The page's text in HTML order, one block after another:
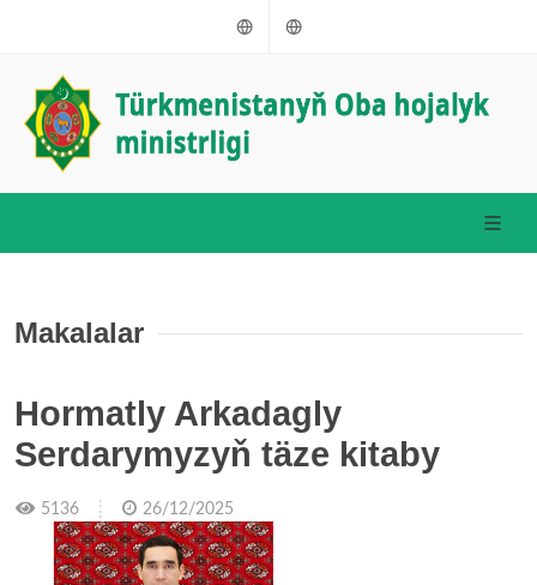
Türkmençe
Makalalar
Hormatly Arkadagly
Serdarymyzyň täze kitaby
5136 26/12/2025